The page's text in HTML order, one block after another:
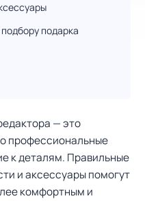
— это
профессиональные
к деталям. Правильные
и аксессуары помогут
комфортным и
подарка